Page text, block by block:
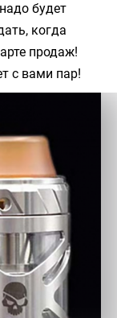
будет
когда
продаж!
с вами пар!